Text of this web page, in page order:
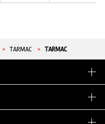
> TARMAC > TARMAC